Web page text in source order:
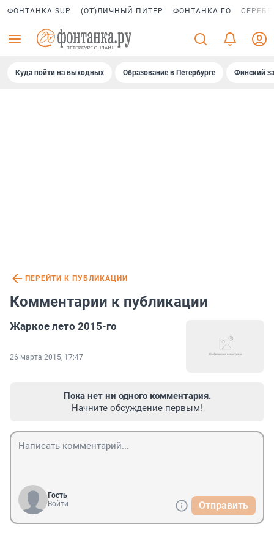
ФОНТАНКА SUP (ОТ)ЛИЧНЫЙ ПИТЕР ФОНТАНКА ГО
Куда пойти на выходных Образование в Петербурге Финский
ПЕРЕЙТИ К ПУБЛИКАЦИИ
Комментарии к публикации
Жаркое лето 2015-го
26 марта 2015, 17:47
Пока нет ни одного комментария.
Начните обсуждение первым!
Гость
Войти
Отправить